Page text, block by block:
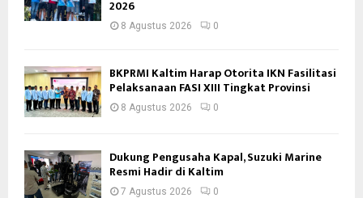
2026
8 Agustus 2026 0
BKPRMI Kaltim Harap Otorita IKN Fasilitasi
Pelaksanaan FASI XIII Tingkat Provinsi
8 Agustus 2026 0
Dukung Pengusaha Kapal, Suzuki Marine
Resmi Hadir di Kaltim
7 Agustus 2026 0